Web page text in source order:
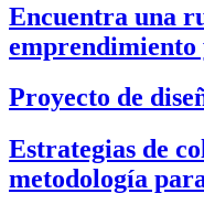
Encuentra una
emprendimiento
Proyecto de
Estrategias de
metodología